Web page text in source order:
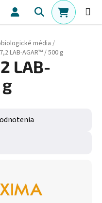
Hľadať
média/
LAB-AGAR™ / 500 g
LAB-
0,0 z 5 hviezdičiek.